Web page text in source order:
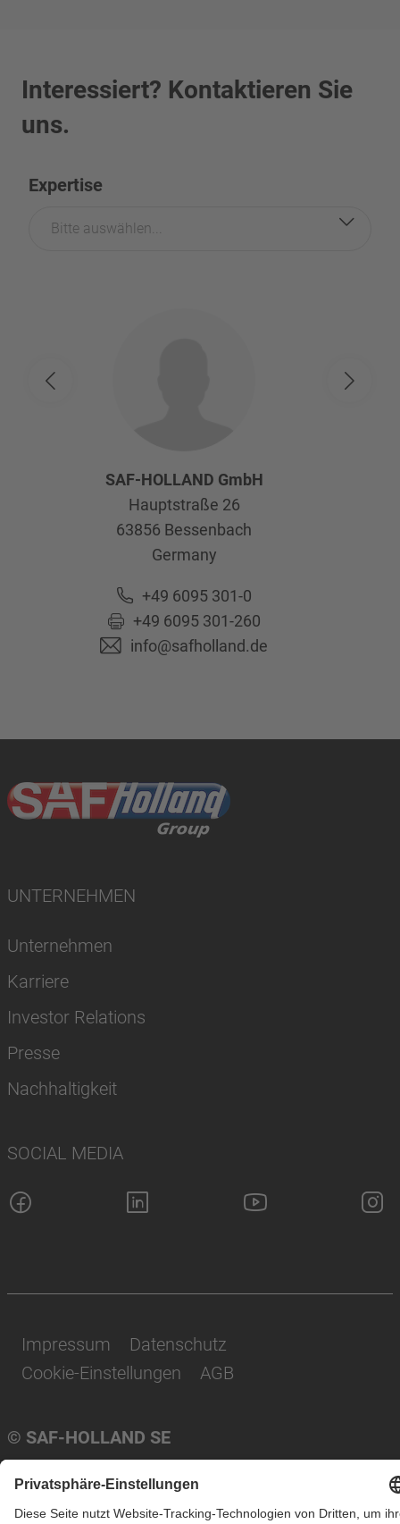
Interessiert? Kontaktieren Sie
uns.
Expertise
Bitte auswählen...
SAF-HOLLAND GmbH
Hauptstraße 26
63856 Bessenbach
Germany
+49 6095 301-0
+49 6095 301-260
info@safholland.de
UNTERNEHMEN
Unternehmen
Karriere
Investor Relations
Presse
Nachhaltigkeit
SOCIAL MEDIA
© SAF-HOLLAND SE
Impressum
Datenschutz
Cookie-Einstellungen
AGB